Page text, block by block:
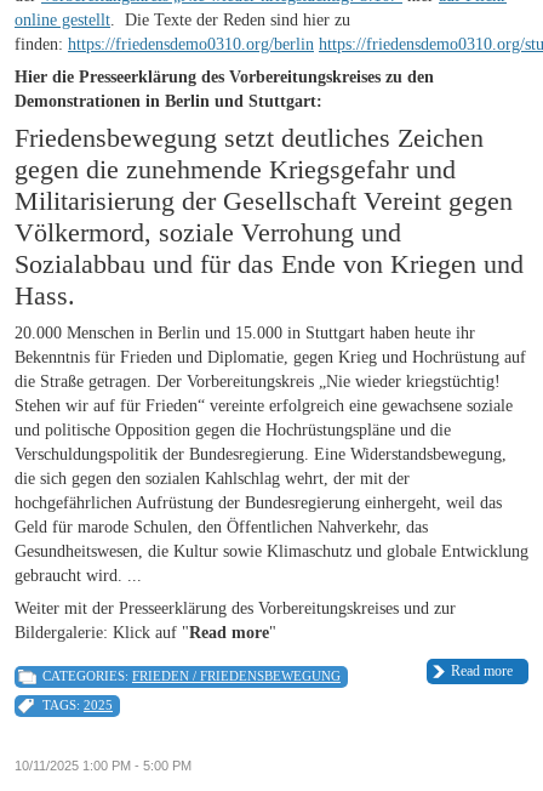
online gestellt. Die Texte der Reden sind hier zu
finden: https://friedensdemo0310.org/berlin https://friedensdemo0310.org/
Hier die Presseerklärung des Vorbereitungskreises zu den
Demonstrationen in Berlin und Stuttgart:
Friedensbewegung setzt deutliches Zeichen
gegen die zunehmende Kriegsgefahr und
Militarisierung der Gesellschaft Vereint gegen
Völkermord, soziale Verrohung und
Sozialabbau und für das Ende von Kriegen und
Hass.
20.000 Menschen in Berlin und 15.000 in Stuttgart haben heute ihr
Bekenntnis für Frieden und Diplomatie, gegen Krieg und Hochrüstung auf
die Straße getragen. Der Vorbereitungskreis „Nie wieder kriegstüchtig!
Stehen wir auf für Frieden“ vereinte erfolgreich eine gewachsene soziale
und politische Opposition gegen die Hochrüstungspläne und die
Verschuldungspolitik der Bundesregierung. Eine Widerstandsbewegung,
die sich gegen den sozialen Kahlschlag wehrt, der mit der
hochgefährlichen Aufrüstung der Bundesregierung einhergeht, weil das
Geld für marode Schulen, den Öffentlichen Nahverkehr, das
Gesundheitswesen, die Kultur sowie Klimaschutz und globale Entwicklung
gebraucht wird. ...
Weiter mit der Presseerklärung des Vorbereitungskreises und zur
Bildergalerie: Klick auf "Read more"
Read more
CATEGORIES: FRIEDEN / FRIEDENSBEWEGUNG
TAGS: 2025
10/11/2025 1:00 PM - 5:00 PM